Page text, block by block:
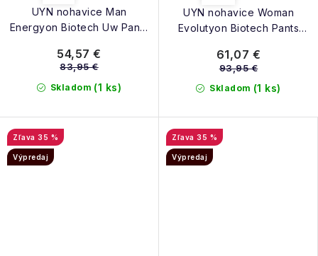
UYN nohavice Man
Energyon Biotech Uw Pants
Skladom (1 ks)
54,57 €
83,95 €
UYN nohavice Woman
Evolutyon Biotech Pants
Skladom (1 ks)
61,07 €
93,95 €
35 %
Výpredaj
35 %
Výpredaj